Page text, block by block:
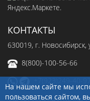
КОНТАКТЫ
630019, г. Новосибирск,
8(800)-100-56-66
sale@ingenerseti.ru
На нашем сайте мы
пользоваться сайтом,